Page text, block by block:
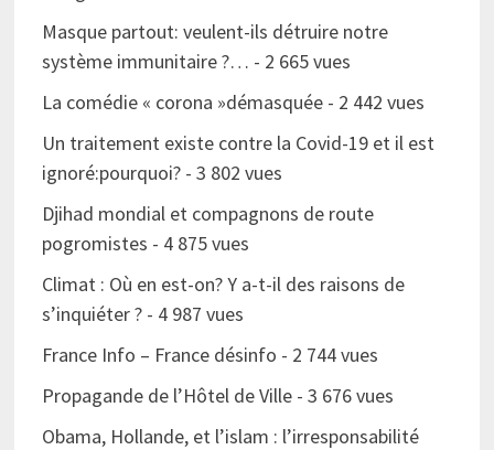
Masque partout: veulent-ils détruire notre
système immunitaire ?… - 2 665 vues
La comédie « corona »démasquée- 2 442 vues
Un traitement existe contre la Covid-19 et il est
ignoré:pourquoi?- 3 802 vues
Djihad mondial et compagnons de route
pogromistes - 4 875 vues
Climat : Où en est-on? Y a-t-il des raisons de
s’inquiéter ?- 4 987 vues
France Info – France désinfo - 2 744 vues
Propagande de l’Hôtel de Ville- 3 676 vues
Obama, Hollande, et l’islam : l’irresponsabilité